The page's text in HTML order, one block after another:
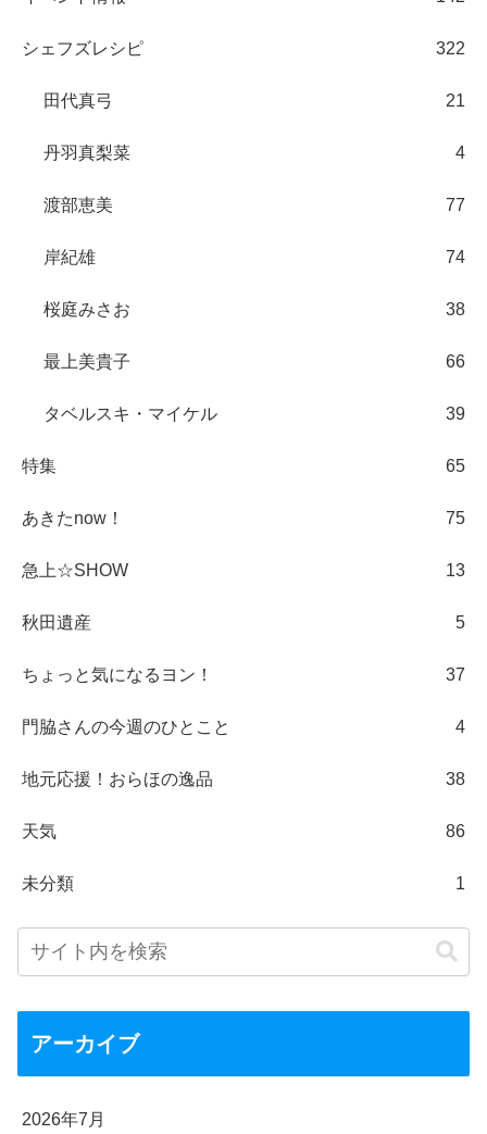
シェフズレシピ 322
田代真弓 21
丹羽真梨菜 4
渡部恵美 77
岸紀雄 74
桜庭みさお 38
最上美貴子 66
タベルスキ・マイケル 39
特集 65
あきたnow！ 75
急上☆SHOW 13
秋田遺産 5
ちょっと気になるヨン！ 37
門脇さんの今週のひとこと 4
地元応援！おらほの逸品 38
天気 86
未分類 1
アーカイブ
2026年7月